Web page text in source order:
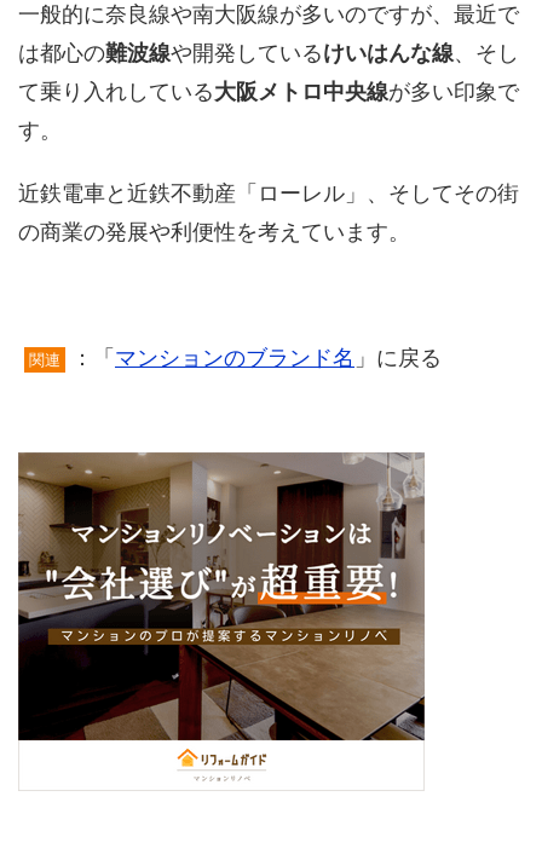
一般的に奈良線や南大阪線が多いのですが、最近で
は都心の難波線や開発しているけいはんな線、そし
て乗り入れしている大阪メトロ中央線が多い印象で
す。
近鉄電車と近鉄不動産「ローレル」、そしてその街
の商業の発展や利便性を考えています。
関連 ：「 マンションのブランド名 」に戻る